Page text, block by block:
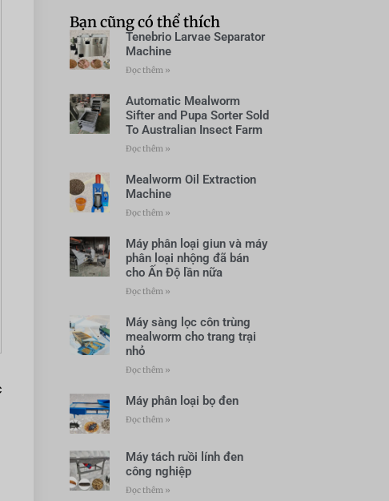
Bạn cũng có thể thích
Tenebrio Larvae Separator
Machine
Đọc thêm »
Automatic Mealworm
Sifter and Pupa Sorter Sold
To Australian Insect Farm
Đọc thêm »
Mealworm Oil Extraction
Machine
Đọc thêm »
Máy phân loại giun và máy
phân loại nhộng đã bán
cho Ấn Độ lần nữa
Đọc thêm »
Máy sàng lọc côn trùng
mealworm cho trang trại
nhỏ
Đọc thêm »
Máy phân loại bọ đen
Đọc thêm »
Máy tách ruồi lính đen
công nghiệp
Đọc thêm »